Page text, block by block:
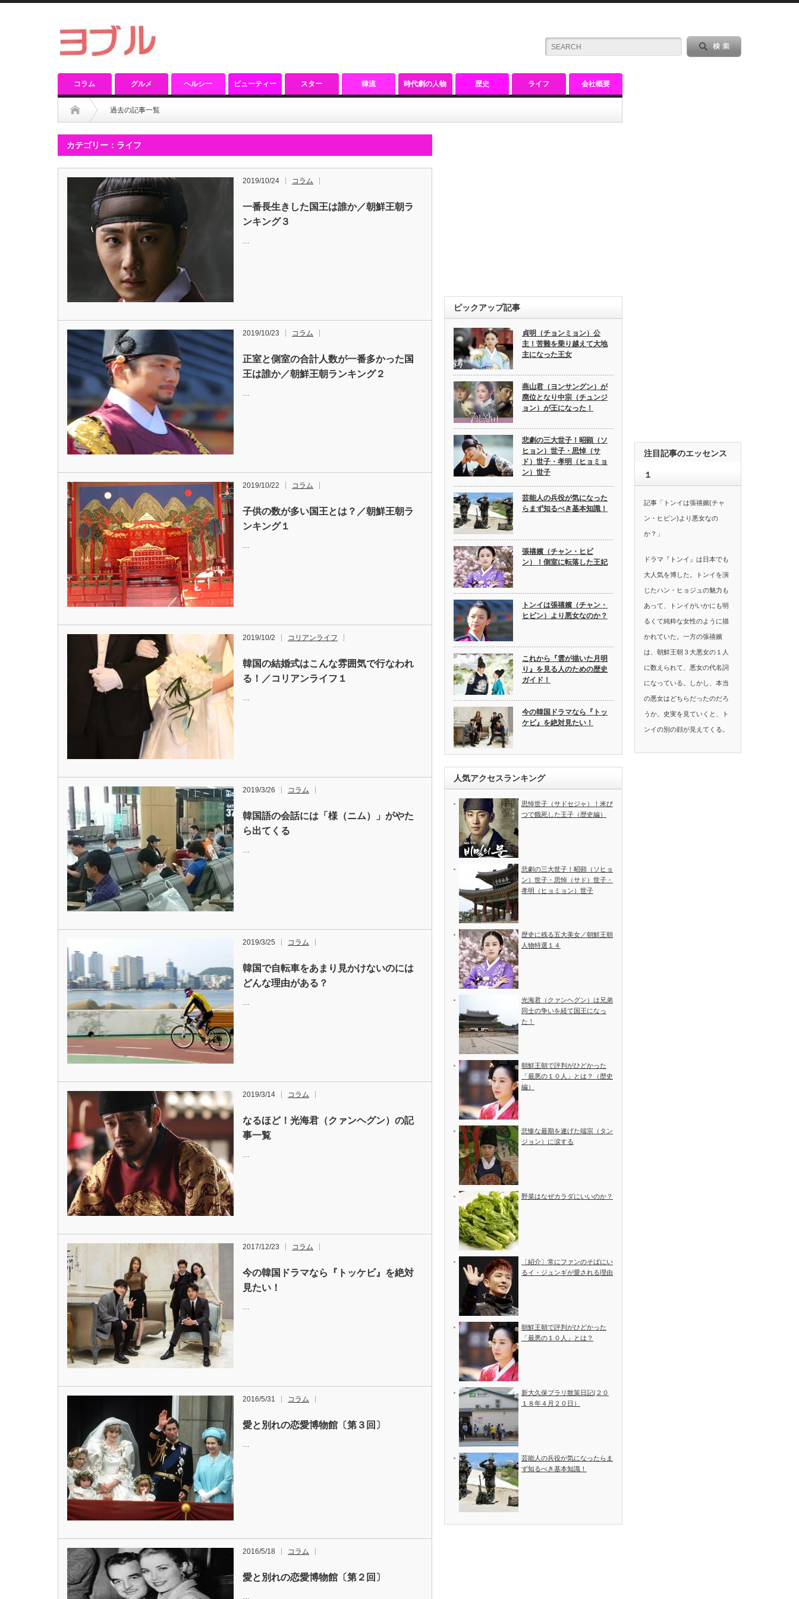
コラム グルメ ヘルシー ビューティー スター 韓流 時代劇の人物 歴史 ライフ 会社概要
過去の記事一覧
カテゴリー：ライフ
2019/10/24 コラム
一番長生きした国王は誰か／朝鮮王朝ラ
ンキング３
…
2019/10/23 コラム
正室と側室の合計人数が一番多かった国
王は誰か／朝鮮王朝ランキング２
…
2019/10/22 コラム
子供の数が多い国王とは？／朝鮮王朝ラ
ンキング１
…
2019/10/2 コリアンライフ
韓国の結婚式はこんな雰囲気で行なわれ
る！／コリアンライフ１
…
2019/3/26 コラム
韓国語の会話には「様（ニム）」がやた
ら出てくる
…
2019/3/25 コラム
韓国で自転車をあまり見かけないのには
どんな理由がある？
…
2019/3/14 コラム
なるほど！光海君（クァンヘグン）の記
事一覧
…
2017/12/23 コラム
今の韓国ドラマなら『トッケビ』を絶対
見たい！
…
2016/5/31 コラム
愛と別れの恋愛博物館〔第３回〕
…
2016/5/18 コラム
愛と別れの恋愛博物館〔第２回〕
…
ピックアップ記事
貞明（チョンミョン）公
主！苦難を乗り越えて大地
主になった王女
燕山君（ヨンサングン）が
廃位となり中宗（チュンジ
ョン）が王になった！
悲劇の三大世子！昭顕（ソ
ヒョン）世子・思悼（サ
ド）世子・孝明（ヒョミョ
ン）世子
芸能人の兵役が気になった
らまず知るべき基本知識！
張禧嬪（チャン・ヒビ
ン）！側室に転落した王妃
トンイは張禧嬪（チャン・
ヒビン）より悪女なのか？
これから『雲が描いた月明
り』を見る人のための歴史
ガイド！
今の韓国ドラマなら『トッ
ケビ』を絶対見たい！
人気アクセスランキング
思悼世子（サドセジャ）！米び
つで餓死した王子（歴史編）
悲劇の三大世子！昭顕（ソヒョ
ン）世子・思悼（サド）世子・
孝明（ヒョミョン）世子
歴史に残る五大美女／朝鮮王朝
人物特選１４
光海君（クァンヘグン）は兄弟
同士の争いを経て国王になっ
た！
朝鮮王朝で評判がひどかった
「最悪の１０人」とは？（歴史
編）
悲惨な最期を遂げた端宗（タン
ジョン）に涙する
野菜はなぜカラダにいいのか？
〔紹介〕常にファンのそばにい
るイ・ジュンギが愛される理由
朝鮮王朝で評判がひどかった
「最悪の１０人」とは？
新大久保ブラリ散策日記(２０
１８年４月２０日）
芸能人の兵役が気になったらま
ず知るべき基本知識！
注目記事のエッセンス
１
記事「トンイは張禧嬪(チャ
ン・ヒビン)より悪女なの
か？」
ドラマ『トンイ』は日本でも
大人気を博した。トンイを演
じたハン・ヒョジュの魅力も
あって、トンイがいかにも明
るくて純粋な女性のように描
かれていた。一方の張禧嬪
は、朝鮮王朝３大悪女の１人
に数えられて、悪女の代名詞
になっている。しかし、本当
の悪女はどちらだったのだろ
うか。史実を見ていくと、ト
ンイの別の顔が見えてくる。